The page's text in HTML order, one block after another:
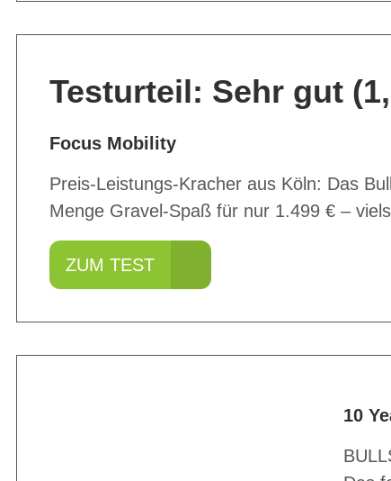
Testurteil: Sehr gut
Focus Mobility
Preis-Leistungs-Kracher aus Köln: Das
Menge Gravel-Spaß für nur 1.499 € –
ZUM TEST
10